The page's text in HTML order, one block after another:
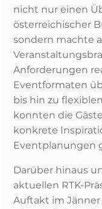
nicht nur einen
österreichischer
sondern machte
Anforderungen
Eventformaten
bis hin zu
konnten die
konkrete
Eventplanungen
Darüber hinaus
aktuellen RTK-
Auftakt im Jänner